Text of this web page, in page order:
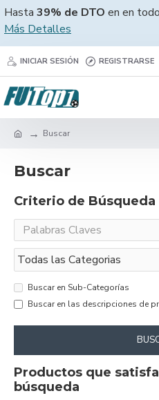
Hasta 39% de DTO en en
Más Detalles
INICIAR SESIÓN REGISTRARSE
Buscar
Buscar
Criterio de Búsqueda
Buscar en Sub-Categorías
Buscar en las descripciones de
Productos que
búsqueda